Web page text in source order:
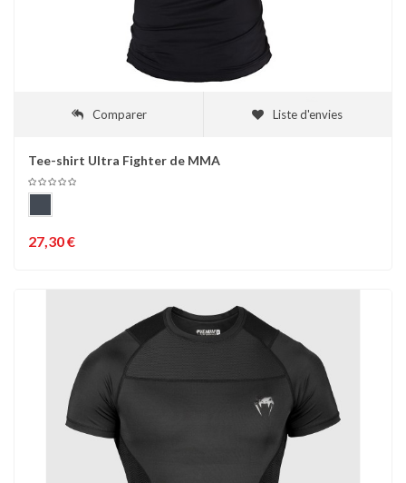
Comparer Liste d'envies
Tee-shirt Ultra Fighter de MMA
27,30 €